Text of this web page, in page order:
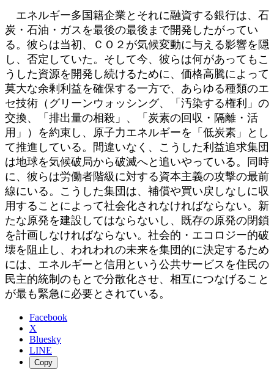
新
日
時
エネルギー多国籍企業とそれに融資する銀行は、石
炭・石油・ガスを最後の最後まで開発したがってい
る。彼らは当初、ＣＯ２が気候変動に与える影響を隠
し、否定していた。そして今、彼らは何があってもこ
うした資源を開発し続けるために、価格高騰によって
莫大な余剰利益を確保する一方で、あらゆる種類のエ
セ技術（グリーンウォッシング、「汚染する権利」の
交換、「排出量の相殺」、「炭素の回収・隔離・活
用」）を約束し、原子力エネルギーを「低炭素」とし
て推進している。間違いなく、こうした利益追求集団
は地球を気候破局から破滅へと追いやっている。同時
に、彼らは労働者階級に対する資本主義の攻撃の最前
線にいる。こうした集団は、補償や買い戻しなしに収
用することによって社会化されなければならない。新
たな原発を建設してはならないし、既存の原発の閉鎖
を計画しなければならない。社会的・エコロジー的破
壊を阻止し、われわれの未来を集団的に決定するため
には、エネルギーと信用という公共サービスを住民の
民主的統制のもとで分散化させ、相互につなげること
が最も緊急に必要とされている。
Facebook
X
Bluesky
LINE
Copy